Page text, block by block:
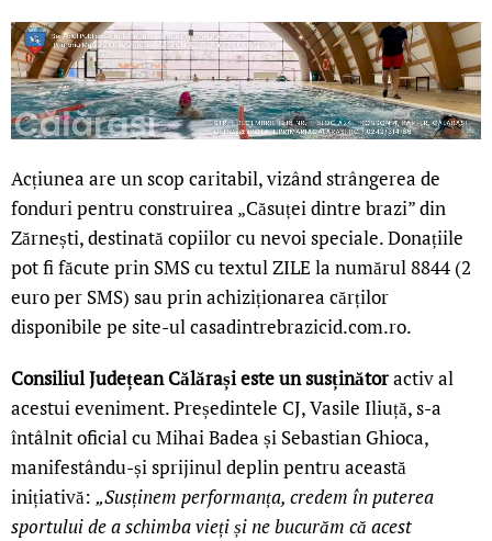
Acțiunea are un scop caritabil, vizând strângerea de
fonduri pentru construirea „Căsuței dintre brazi” din
Zărnești, destinată copiilor cu nevoi speciale. Donațiile
pot fi făcute prin SMS cu textul ZILE la numărul 8844 (2
euro per SMS) sau prin achiziționarea cărților
disponibile pe site-ul casadintrebrazicid.com.ro.
Consiliul Județean Călărași este un susținătoractiv al
acestui eveniment. Președintele CJ, Vasile Iliuță, s-a
întâlnit oficial cu Mihai Badea și Sebastian Ghioca,
manifestându-și sprijinul deplin pentru această
inițiativă: „Susținem performanța, credem în puterea
sportului de a schimba vieți și ne bucurăm că acest